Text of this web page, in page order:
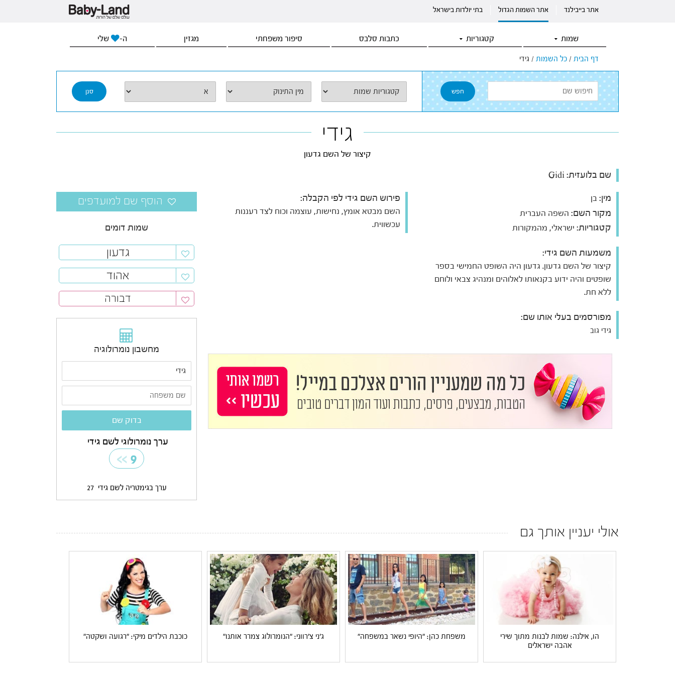
אתר בייבילנד אתר השמות הגדול בתי יולדות בישראל
שמות קטגוריות כתבות סלבס סיפור משפחתי מגזין ה- שלי
דף הבית / כל השמות / גידי
גידי
קיצור של השם גדעון
שם בלועזית:
מין: בן
מקור השם: השפה העברית
קטגוריות: ישראלי, מהמקורות
משמעות השם גידי:
קיצור של השם גדעון. גדעון היה השופט החמישי בספר
שופטים והיה ידוע בקנאותו לאלוהים ומנהיג צבאי ולוחם
ללא חת.
מפורסמים בעלי אותו שם:
גידי גוב
פירוש השם גידי לפי הקבלה:
השם מבטא אומץ, נחישות, עוצמה וכוח לצד רעננות
עכשווית.
שמות דומים
גדעון
אהוד
דבורה
מחשבון נומרולוגיה
ערך נומרולוגי לשם גידי
9
>>
ערך בגימטריה לשם גידי 27
אולי יעניין אותך גם
הו, אילנה: שמות לבנות מתוך שירי
אהבה ישראלים
משפחת כהן: "היופי נשאר במשפחה" ג'ני צ'רווני: "הנומרולוג צמרר אותנו" כוכבת הילדים מיקי: "רגועה ושקטה"